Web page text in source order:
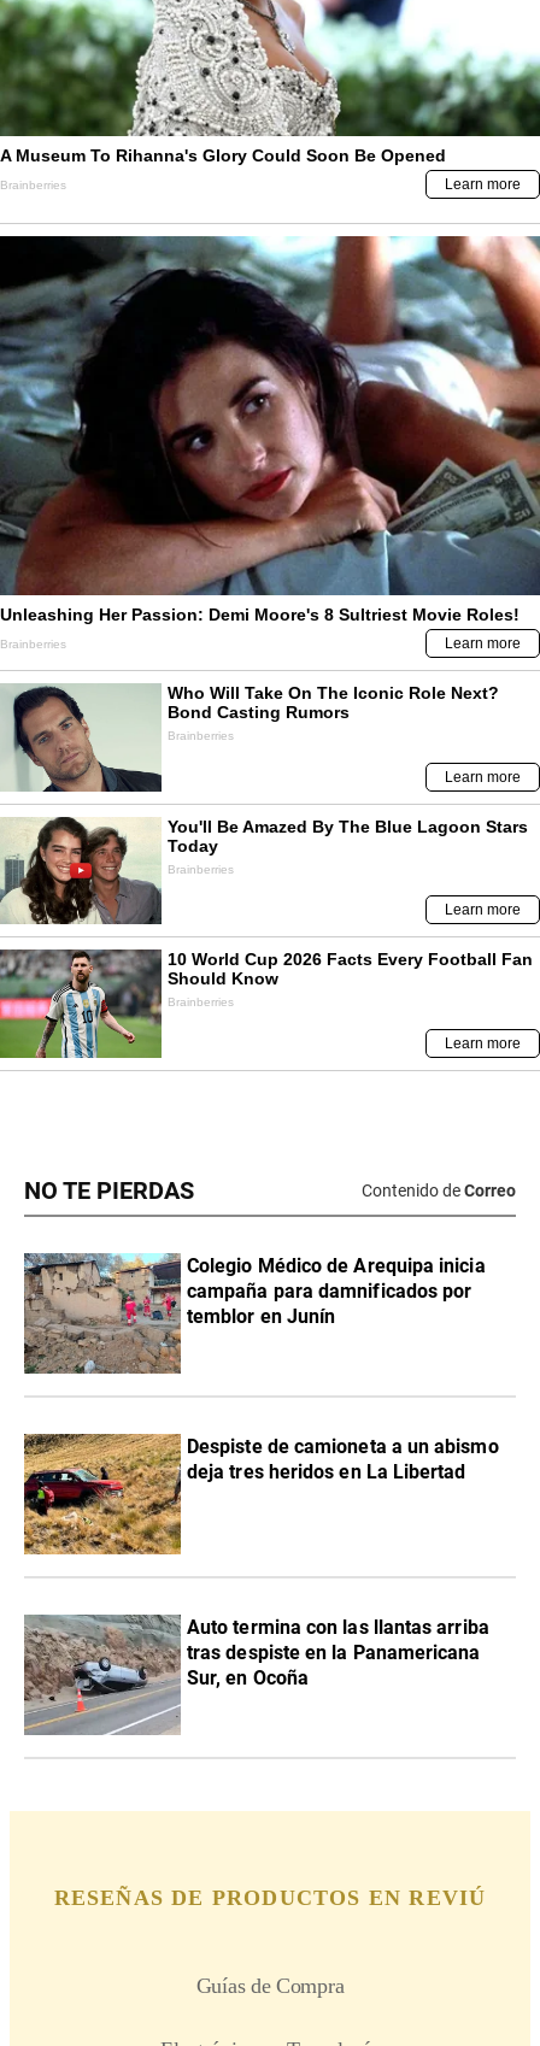
NO TE PIERDAS Contenido deCorreo
Colegio Médico de Arequipa inicia
campaña para damnificados por
temblor en Junín
Despiste de camioneta a un abismo
deja tres heridos en La Libertad
Auto termina con las llantas arriba
tras despiste en la Panamericana
Sur, en Ocoña